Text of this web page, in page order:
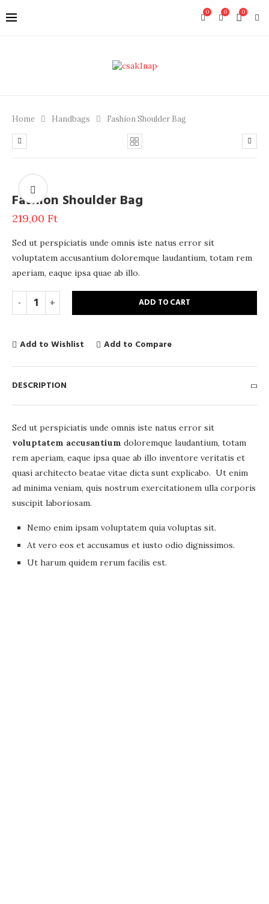
0
0
0
Home Handbags Fashion Shoulder Bag
Fashion Shoulder Bag
219,00 Ft
Sed ut perspiciatis unde omnis iste natus error sit
voluptatem accusantium doloremque laudantium, totam rem
aperiam, eaque ipsa quae ab illo.
ADD TO CART
Add to Wishlist Add to Compare
DESCRIPTION
Sed ut perspiciatis unde omnis iste natus error sit
voluptatem accusantium doloremque laudantium, totam
rem aperiam, eaque ipsa quae ab illo inventore veritatis et
quasi architecto beatae vitae dicta sunt explicabo. Ut enim
ad minima veniam, quis nostrum exercitationem ulla corporis
suscipit laboriosam.
Nemo enim ipsam voluptatem quia voluptas sit.
At vero eos et accusamus et iusto odio dignissimos.
Ut harum quidem rerum facilis est.